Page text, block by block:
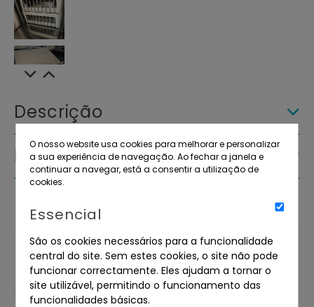
O nosso website usa cookies para melhorar e personalizar
a sua experiência de navegação. Ao fechar a janela e
continuar a navegar, está a consentir a utilização de
cookies.
Essencial
São os cookies necessários para a funcionalidade
central do site. Sem estes cookies, o site não pode
funcionar correctamente. Eles ajudam a tornar o
site utilizável, permitindo o funcionamento das
funcionalidades básicas.
Descrição
Detalhes do lote